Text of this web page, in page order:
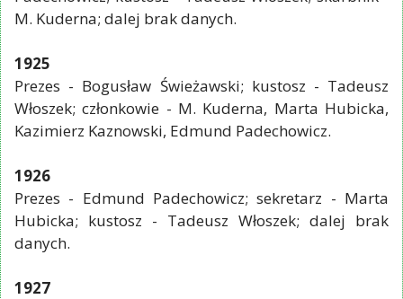
M. Kuderna; dalej brak danych.
1925
Prezes - Bogusław Świeżawski; kustosz - Tadeusz
Włoszek; członkowie - M. Kuderna, Marta Hubicka,
Kazimierz Kaznowski, Edmund Padechowicz.
1926
Prezes - Edmund Padechowicz; sekretarz - Marta
Hubicka; kustosz - Tadeusz Włoszek; dalej brak
danych.
1927